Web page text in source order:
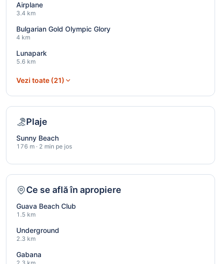
Airplane
3.4 km
Bulgarian Gold Olympic Glory
4 km
Lunapark
5.6 km
Vezi toate (21)
Plaje
Sunny Beach
176 m · 2 min pe jos
Ce se află în apropiere
Guava Beach Club
1.5 km
Underground
2.3 km
Gabana